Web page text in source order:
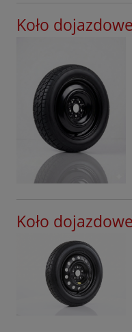
Skoda
Subaru
Suzuki
Tesla
SsangYong
Toyota
Volkswagen
Volvo
Xpeng
Koło
Koło